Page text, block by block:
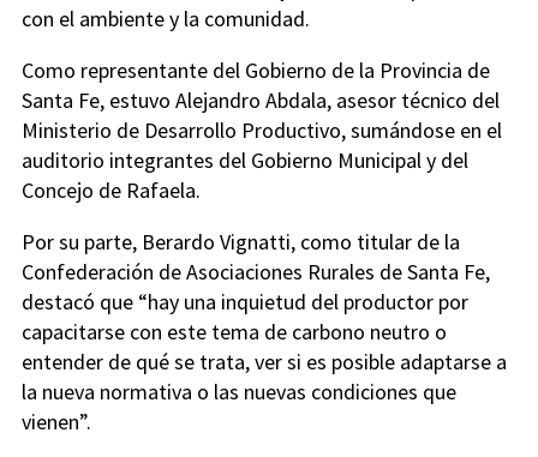
con el ambiente y la comunidad.
Como representante del Gobierno de la Provincia de
Santa Fe, estuvo Alejandro Abdala, asesor técnico del
Ministerio de Desarrollo Productivo, sumándose en el
auditorio integrantes del Gobierno Municipal y del
Concejo de Rafaela.
Por su parte, Berardo Vignatti, como titular de la
Confederación de Asociaciones Rurales de Santa Fe,
destacó que “hay una inquietud del productor por
capacitarse con este tema de carbono neutro o
entender de qué se trata, ver si es posible adaptarse a
la nueva normativa o las nuevas condiciones que
vienen”.